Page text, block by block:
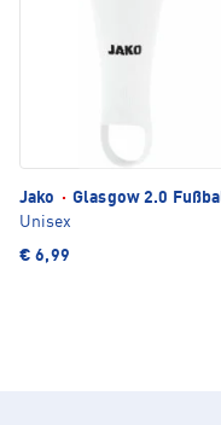
Jako · Glasgow 2.0
Unisex
€ 6,99